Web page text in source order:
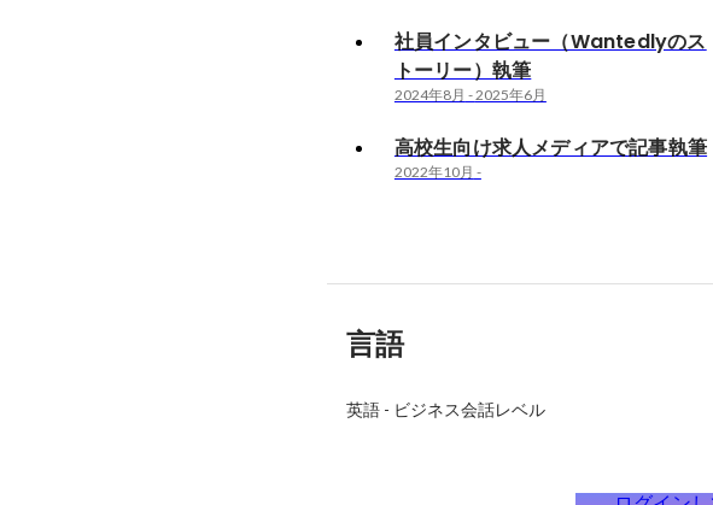
社員インタビュー（Wantedlyのス
トーリー）執筆
2024年8月 -2025年6月
高校生向け求人メディアで記事執筆
2022年10月 -
言語
英語- ビジネス会話レベル